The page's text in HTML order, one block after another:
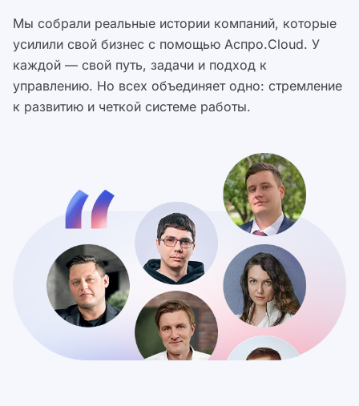
Мы собрали реальные истории компаний, которые
усилили свой бизнес с помощью Аспро.Cloud. У
каждой — свой путь, задачи и подход к
управлению. Но всех объединяет одно: стремление
к развитию и четкой системе работы.